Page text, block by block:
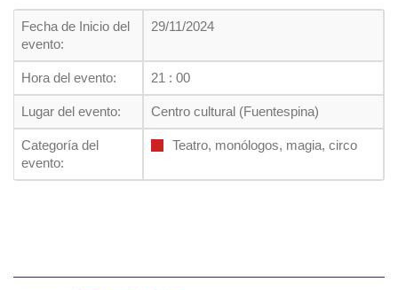
Fecha de Inicio del
evento:
29/11/2024
Hora del evento: 21 : 00
Lugar del evento: Centro cultural (Fuentespina)
Categoría del
evento:
Teatro, monólogos, magia, circo